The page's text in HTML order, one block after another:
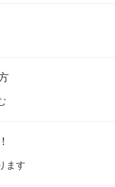
ます